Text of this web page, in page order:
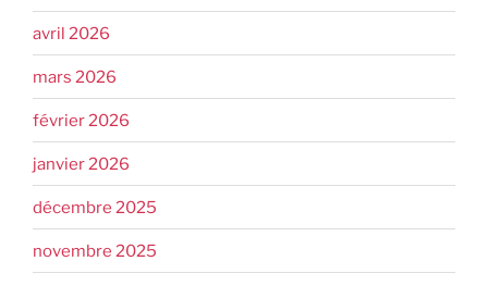
avril 2026
mars 2026
février 2026
janvier 2026
décembre 2025
novembre 2025